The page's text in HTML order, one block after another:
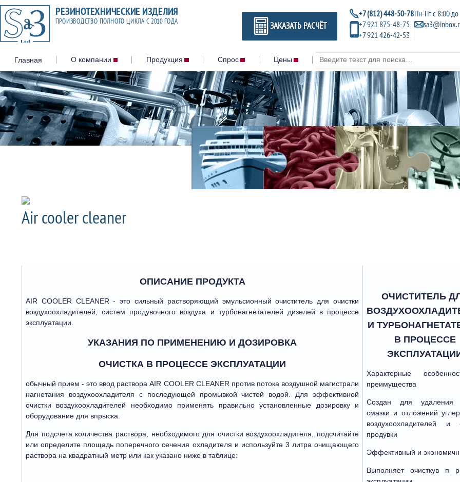
ЗАКАЗАТЬ РАСЧЁТ
+7 (812) 448-50-78
+7 921 875-48-75
+7 921 426-42-53
Пн-Пт с 8:00
Главная О компании Продукция
Резина С-509
Привальные брусья и отбойники
Прокладки на судовые люковые
Пористая резина, профили ПРП
Резина МБС
Морозостойкие резины
Противоскользящие профили
Резиновые кольца
Бентонитовые шнуры
Вакуумные резины
Производство резины из каучука
Обрезинивание валов, колес,
Acc plus
Air cooler cleaner
Zinc coat conditioner
Vaptreat
Valvecare
Unitor usc
Uni wash
Teak renewer
Seacare EPA
Seacare ecosperse
Reefer cleaner
Penetron plus
Oxygen control
Natural handcleaner
Metal brite
MAR-71
Liquitreat
HP wash
Hardness
Gamazyme
Gamazyme
Gamazyme
Gamazyme
Enviroclean
Electrosolv-E
Dual
Disclean
Dieselite
Descaling
Descalex
Cooltreat AL
Condensate
Спрос Цены Контакты
Air cooler cleaner
ОПИСАНИЕ ПРОДУКТА
AIR COOLER CLEANER - это сильный растворяющий эмульсионный очиститель для очистки
воздухоохладителей, систем продувочного воздуха и турбонагнетателей дизелей в процессе
эксплуатации.
УКАЗАНИЯ ПО ПРИМЕНЕНИЮ И ДОЗИРОВКА
ОЧИСТКА В ПРОЦЕССЕ ЭКСПЛУАТАЦИИ
обычный прием - это ввод раствора AIR COOLER CLEANER против потока воздушной магистрали
нагнетания воздухоохладителя с последующей промывкой чистой водой. Для эффективной
очистки воздухоохладителей необходимо применять правильно установленные дозировку и
оборудование для впрыска.
Для подсчета количества раствора, необходимого для очистки воздухоохладителя, подсчитайте
или определите площадь поперечного сечения охладителя и используйте 3 литра очищающего
раствора на квадратный метр или как указано ниже в таблице:
ОЧИСТИТЕЛЬ
И
В ПРОЦЕССЕ
Характерные
преимущества
Создан для удаления
смазки и отложений
воздухоохладителей и
продувки
Эффективный и
Выполняет очисткув п